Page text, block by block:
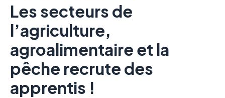
Les secteurs de
l’agriculture,
agroalimentaire et la
pêche recrute des
apprentis !